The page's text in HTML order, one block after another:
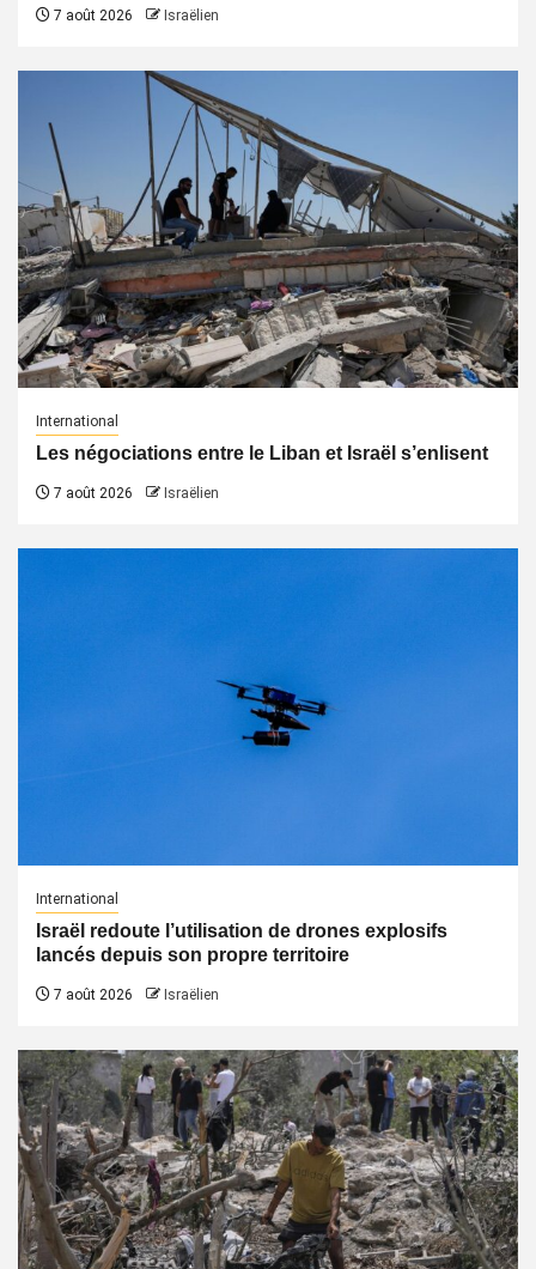
7 août 2026 Israëlien
International
Les négociations entre le Liban et Israël s’enlisent
7 août 2026 Israëlien
International
Israël redoute l’utilisation de drones explosifs
lancés depuis son propre territoire
7 août 2026 Israëlien